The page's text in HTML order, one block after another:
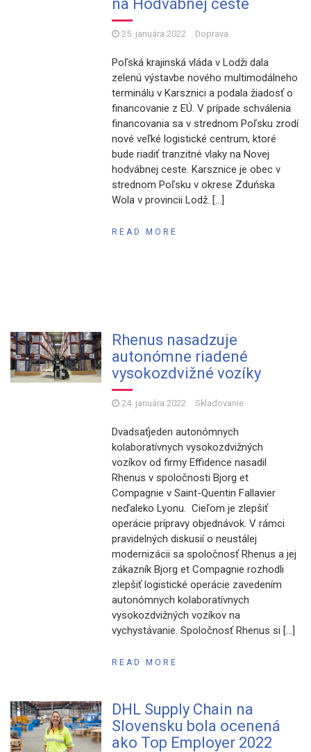
na Hodvábnej ceste
25. januára 2022 Doprava
Poľská krajinská vláda v Lodži dala
zelenú výstavbe nového multimodálneho
terminálu v Karsznici a podala žiadosť o
financovanie z EÚ. V prípade schválenia
financovania sa v strednom Poľsku zrodí
nové veľké logistické centrum, ktoré
bude riadiť tranzitné vlaky na Novej
hodvábnej ceste. Karsznice je obec v
strednom Poľsku v okrese Zduńska
Wola v provincii Lodž. […]
READ MORE
Rhenus nasadzuje
autonómne riadené
vysokozdvižné vozíky
24. januára 2022 Skladovanie
Dvadsaťjeden autonómnych
kolaboratívnych vysokozdvižných
vozíkov od firmy Effidence nasadil
Rhenus v spoločnosti Bjorg et
Compagnie v Saint-Quentin Fallavier
neďaleko Lyonu. Cieľom je zlepšiť
operácie prípravy objednávok. V rámci
pravidelných diskusií o neustálej
modernizácii sa spoločnosť Rhenus a jej
zákazník Bjorg et Compagnie rozhodli
zlepšiť logistické operácie zavedením
autonómnych kolaboratívnych
vysokozdvižných vozíkov na
vychystávanie. Spoločnosť Rhenus si […]
READ MORE
DHL Supply Chain na
Slovensku bola ocenená
ako Top Employer 2022